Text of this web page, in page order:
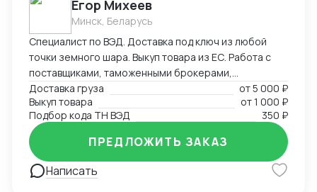
пресс-фильтры, флотационные машины и прочее).
Есть проверенная база производителей из Китая с
качественным оборудованием.
Егор Михеев
Минск, Беларусь
Специалист по ВЭД. Доставка под ключ из любой
точки земного шара. Выкуп товара из ЕС. Работа с
поставщиками, таможенными брокерами,
перевозчиками. Создание и редактирование
документов (любых (прям любых)) под ваши нужды.
Доставка груза от5 000 ₽
Выкуп товара
от1 000 ₽
Подбор кода ТН ВЭД
350 ₽
Написать
ПРЕДЛОЖИТЬ ЗАКАЗ